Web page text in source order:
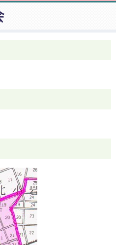
戸川河川敷と気さくで温かい